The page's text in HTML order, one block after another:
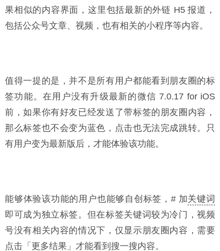
果相似的内容界面，这里包括最新的外链 H5 报道，
包括公众号文章、视频，也有相关的小程序等内容。
值得一提的是，并不是所有用户都能看到朋友圈的标
签功能。在用户没有升级最新的微信 7.0.17 for iOS
前，如果你有好友已经发送了带标签的朋友圈内容，
那么标签也不会变为蓝色，点击也无法完成跳转。只
有用户变为最新版后，才能体验该功能。
能够体验该功能的用户也能够自创标签，# 加关键词
即可成为独立标签。但在标签关键词较为冷门，视频
号没有相关内容的情况下，仅显示朋友圈内容，需要
点击「更多结果」才能看到搜一搜内容。